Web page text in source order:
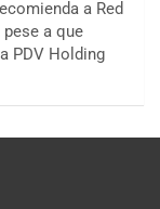
a Red
a que
PDV Holding